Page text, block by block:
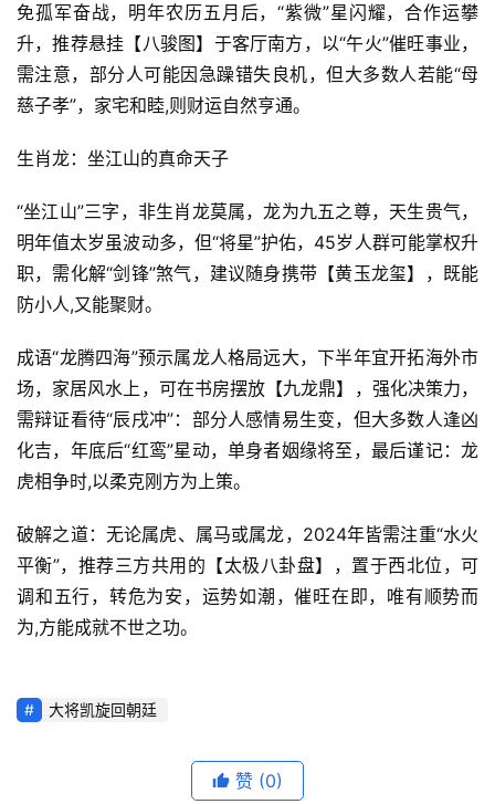
免孤军奋战，明年农历五月后，“紫微”星闪耀，合作运攀
升，推荐悬挂【八骏图】于客厅南方，以“午火”催旺事业，
需注意，部分人可能因急躁错失良机，但大多数人若能“母
慈子孝”，家宅和睦,则财运自然亨通。
生肖龙：坐江山的真命天子
“坐江山”三字，非生肖龙莫属，龙为九五之尊，天生贵气，
明年值太岁虽波动多，但“将星”护佑，45岁人群可能掌权升
职，需化解“剑锋”煞气，建议随身携带【黄玉龙玺】，既能
防小人,又能聚财。
成语“龙腾四海”预示属龙人格局远大，下半年宜开拓海外市
场，家居风水上，可在书房摆放【九龙鼎】，强化决策力，
需辩证看待“辰戌冲”：部分人感情易生变，但大多数人逢凶
化吉，年底后“红鸾”星动，单身者姻缘将至，最后谨记：龙
虎相争时,以柔克刚方为上策。
破解之道：无论属虎、属马或属龙，2024年皆需注重“水火
平衡”，推荐三方共用的【太极八卦盘】，置于西北位，可
调和五行，转危为安，运势如潮，催旺在即，唯有顺势而
为,方能成就不世之功。
大将凯旋回朝廷
赞 (0)